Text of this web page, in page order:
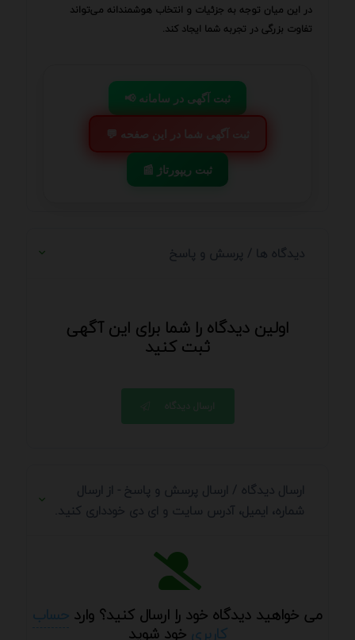
در این میان توجه به جزئیات و انتخاب هوشمندانه می‌تواند
تفاوت بزرگی در تجربه شما ایجاد کند.
📢 ثبت آگهی در سامانه
💬 ثبت آگهی شما در این صفحه
📰 ثبت ریپورتاژ
دیدگاه ها / پرسش و پاسخ
اولین دیدگاه را شما برای این آگهی
ثبت کنید
ارسال دیدگاه
ارسال دیدگاه / ارسال پرسش و پاسخ - از ارسال
شماره، ایمیل، آدرس سایت و ای دی خودداری کنید.
می خواهید دیدگاه خود را ارسال کنید؟ وارد حساب
کاربریخود شوید